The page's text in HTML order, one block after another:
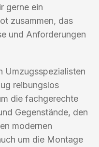
gerne ein
zusammen, das
und Anforderungen
Umzugsspezialisten
reibungslos
die fachgerechte
Gegenstände, den
modernen
um die Montage